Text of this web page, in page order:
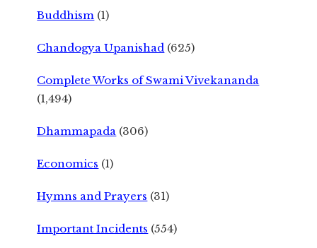
Buddhism (1)
Chandogya Upanishad (625)
Complete Works of Swami Vivekananda
(1,494)
Dhammapada (306)
Economics (1)
Hymns and Prayers (31)
Important Incidents (554)